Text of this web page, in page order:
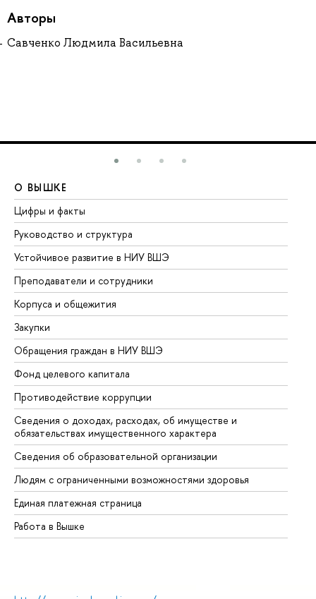
Авторы
Савченко Людмила Васильевна
О ВЫШКЕ
Цифры и факты
Руководство и структура
Устойчивое развитие в НИУ ВШЭ
Преподаватели и сотрудники
Корпуса и общежития
Закупки
Обращения граждан в НИУ ВШЭ
Фонд целевого капитала
Противодействие коррупции
Сведения о доходах, расходах, об имуществе и
обязательствах имущественного характера
Сведения об образовательной организации
Людям с ограниченными возможностями здоровья
Единая платежная страница
Работа в Вышке